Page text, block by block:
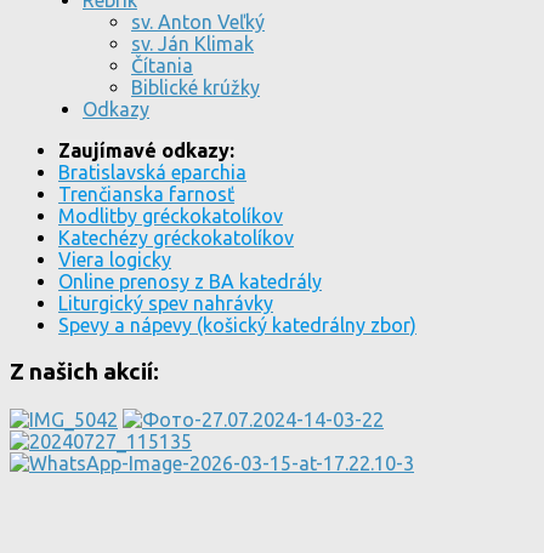
sv. Anton Veľký
sv. Ján Klimak
Čítania
Biblické krúžky
Odkazy
Zaujímavé odkazy:
Bratislavská eparchia
Trenčianska farnosť
Modlitby gréckokatolíkov
Katechézy gréckokatolíkov
Viera logicky
Online prenosy z BA katedrály
Liturgický spev nahrávky
Spevy a nápevy (košický katedrálny zbor)
Z našich akcií: